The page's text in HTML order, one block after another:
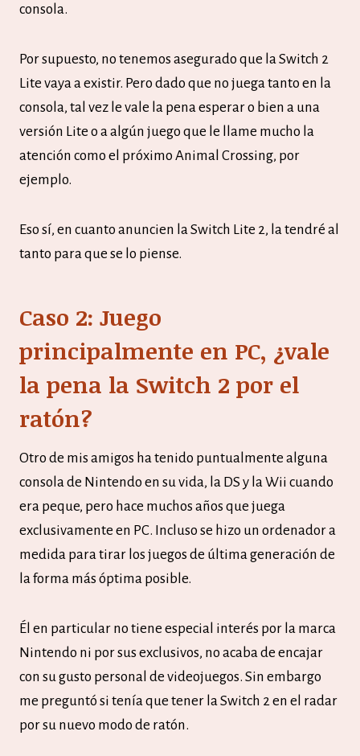
consola.
Por supuesto, no tenemos asegurado que la Switch 2
Lite vaya a existir. Pero dado que no juega tanto en la
consola, tal vez le vale la pena esperar o bien a una
versión Lite o a algún juego que le llame mucho la
atención como el próximo Animal Crossing, por
ejemplo.
Eso sí, en cuanto anuncien la Switch Lite 2, la tendré al
tanto para que se lo piense.
Caso 2: Juego
principalmente en PC, ¿vale
la pena la Switch 2 por el
ratón?
Otro de mis amigos ha tenido puntualmente alguna
consola de Nintendo en su vida, la DS y la Wii cuando
era peque, pero hace muchos años que juega
exclusivamente en PC. Incluso se hizo un ordenador a
medida para tirar los juegos de última generación de
la forma más óptima posible.
Él en particular no tiene especial interés por la marca
Nintendo ni por sus exclusivos, no acaba de encajar
con su gusto personal de videojuegos. Sin embargo
me preguntó si tenía que tener la Switch 2 en el radar
por su nuevo modo de ratón.